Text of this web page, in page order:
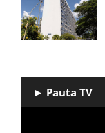
► Pauta TV